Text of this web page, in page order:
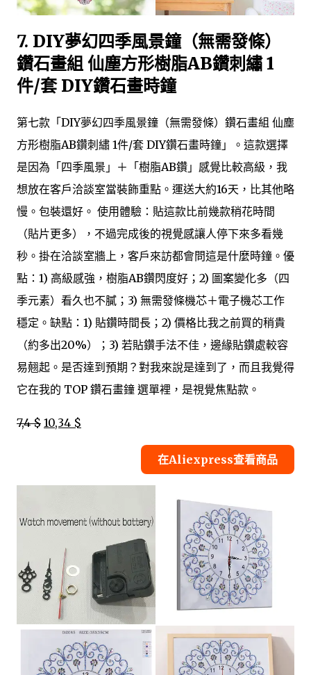
7. DIY夢幻四季風景鐘（無需發條）
鑽石畫組 仙塵方形樹脂AB鑽刺繡 1
件/套 DIY鑽石畫時鐘
第七款「DIY夢幻四季風景鐘（無需發條）鑽石畫組 仙塵
方形樹脂AB鑽刺繡 1件/套 DIY鑽石畫時鐘」。這款選擇
是因為「四季風景」＋「樹脂AB鑽」感覺比較高級，我
想放在客戶洽談室當裝飾重點。運送大約16天，比其他略
慢。包裝還好。 使用體驗：貼這款比前幾款稍花時間
（貼片更多），不過完成後的視覺感讓人停下來多看幾
秒。掛在洽談室牆上，客戶來訪都會問這是什麼時鐘。優
點：1) 高級感強，樹脂AB鑽閃度好；2) 圖案變化多（四
季元素）看久也不膩；3) 無需發條機芯＋電子機芯工作
穩定。缺點：1) 貼鑽時間長；2) 價格比我之前買的稍貴
（約多出20%）；3) 若貼鑽手法不佳，邊緣貼鑽處較容
易翹起。是否達到預期？對我來說是達到了，而且我覺得
它在我的 TOP 鑽石畫鐘 選單裡，是視覺焦點款。
7,4 $ 10,34 $
在Aliexpress查看商品